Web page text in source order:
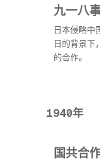
九一八
日本侵略中
日的背景下
的合作。
1940年
国共合